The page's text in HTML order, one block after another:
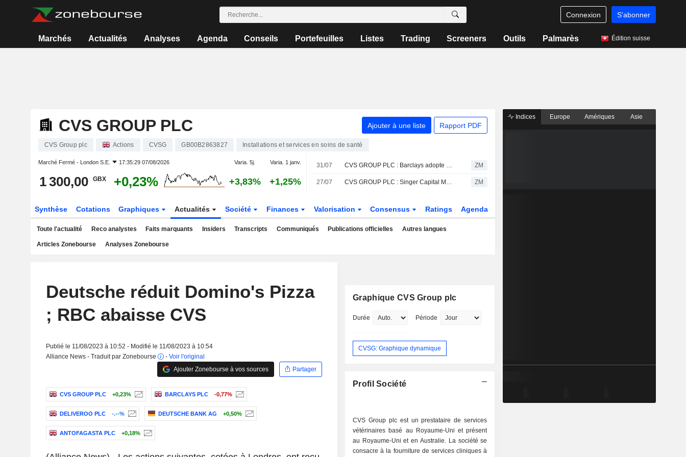
Connexion S'abonner
Marchés Actualités Analyses Agenda Conseils Portefeuilles Listes Trading Screeners Outils Palmarès Édition suisse
CVS GROUP PLC Ajouter à une liste Rapport PDF
CVS Group plc Actions CVSG GB00B2863827 Installations et services en soins de santé
Marché Fermé - London S.E. 17:35:29 07/08/2026 Varia. 5j. Varia. 1 janv.
1 300,00 GBX +0,23% +3,83% +1,25%
31/07 CVS GROUP PLC : Barclays adopte une opinion positive ZM
27/07 CVS GROUP PLC : Singer Capital Markets relève son opinion ZM
Synthèse Cotations Graphiques Actualités Société Finances Valorisation Consensus Ratings Agenda
Toute l'actualité Reco analystes Faits marquants Insiders Transcripts Communiqués Publications officielles Autres langues
Articles Zonebourse Analyses Zonebourse
Deutsche réduit Domino's Pizza
; RBC abaisse CVS
Publié le 11/08/2023 à 10:52 - Modifié le 11/08/2023 à 10:54
Alliance News - Traduit par Zonebourse
- Voir l'original
Ajouter Zonebourse à vos sources
Partager
CVS GROUP PLC +0,23% BARCLAYS PLC -0,77%
DELIVEROO PLC -.--% DEUTSCHE BANK AG +0,50%
ANTOFAGASTA PLC +0,18%
Graphique CVS Group plc
Durée Période
CVSG: Graphique dynamique
Profil Société
CVS Group plc est un prestataire de services
vétérinaires basé au Royaume-Uni et présent
au Royaume-Uni et en Australie. La société se
consacre à la fourniture de services cliniques à
Indices Europe Amériques Asie